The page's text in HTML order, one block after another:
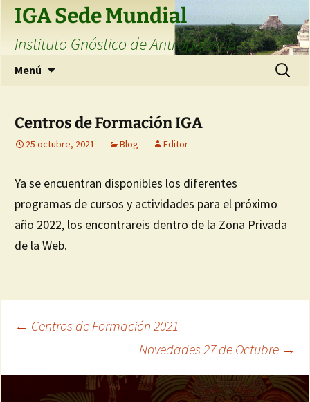
Saltar
contenido
IGA Sede Mundial
Instituto Gnóstico de Antropología
Menú Buscar:
Centros de Formación IGA
25 octubre, 2021 Blog Editor
Ya se encuentran disponibles los diferentes
programas de cursos y actividades para el próximo
año 2022, los encontrareis dentro de la Zona Privada
de la Web.
Navegación
de
← Centros de Formación 2021
Novedades 27 de Octubre →